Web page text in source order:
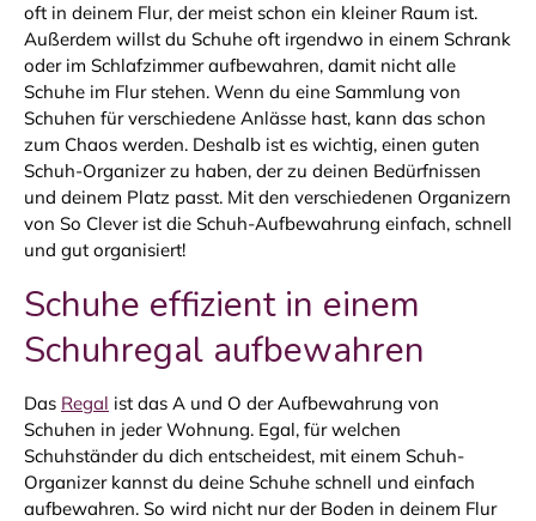
oft in deinem Flur, der meist schon ein kleiner Raum ist.
Außerdem willst du Schuhe oft irgendwo in einem Schrank
oder im Schlafzimmer aufbewahren, damit nicht alle
Schuhe im Flur stehen. Wenn du eine Sammlung von
Schuhen für verschiedene Anlässe hast, kann das schon
zum Chaos werden. Deshalb ist es wichtig, einen guten
Schuh-Organizer zu haben, der zu deinen Bedürfnissen
und deinem Platz passt. Mit den verschiedenen Organizern
von So Clever ist die Schuh-Aufbewahrung einfach, schnell
und gut organisiert!
Schuhe effizient in einem
Schuhregal aufbewahren
Das Regal ist das A und O der Aufbewahrung von
Schuhen in jeder Wohnung. Egal, für welchen
Schuhständer du dich entscheidest, mit einem Schuh-
Organizer kannst du deine Schuhe schnell und einfach
aufbewahren. So wird nicht nur der Boden in deinem Flur